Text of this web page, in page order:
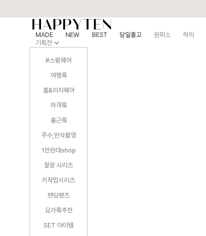
MADE NEW BEST 당일출고 원피스 하의
기획전
#스윔웨어
여행룩
홈&이지웨어
하객룩
출근룩
주수,만삭촬영
1만원대shop
찰랑 시리즈
키작맘시리즈
밴딩팬츠
요가룩추천
SET 아이템